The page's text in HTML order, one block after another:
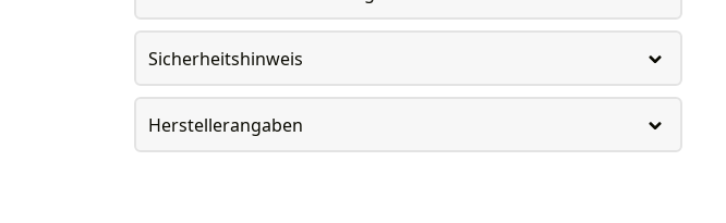
Sicherheitshinweis
Herstellerangaben